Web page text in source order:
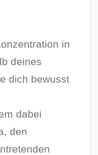
in
deines
dich bewusst
dabei
den